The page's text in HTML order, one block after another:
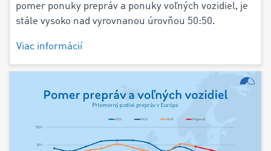
pomer ponuky prepráv a ponuky voľných vozidiel, je
stále vysoko nad vyrovnanou úrovňou 50:50.
Viac informácií